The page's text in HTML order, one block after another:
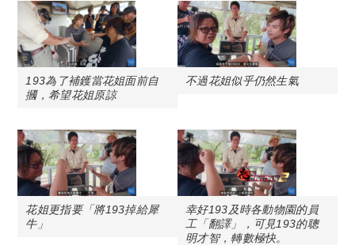
193為了補鑊當花姐面前自
摑，希望花姐原諒
不過花姐似乎仍然生氣
花姐更指要「將193掉給犀
牛」
幸好193及時各動物園的員
工「翻譯」，可見193的聰
明才智，轉數極快。